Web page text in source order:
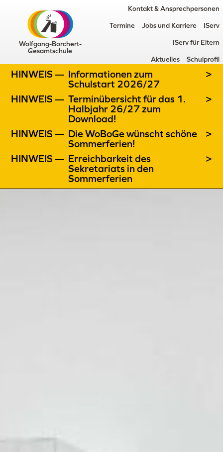
Wolfgang-Borchert-
Gesamtschule
Kontakt & Ansprechpersonen
Termine Jobs und Karriere IServ
IServ für Eltern
Aktuelles Schulprofil
HINWEIS — Informationen zum
Schulstart 2026/27
>
HINWEIS — Terminübersicht für das 1.
Halbjahr 26/27 zum
Download!
>
HINWEIS — Die WoBoGe wünscht schöne
Sommerferien!
>
HINWEIS — Erreichbarkeit des
Sekretariats in den
Sommerferien
>